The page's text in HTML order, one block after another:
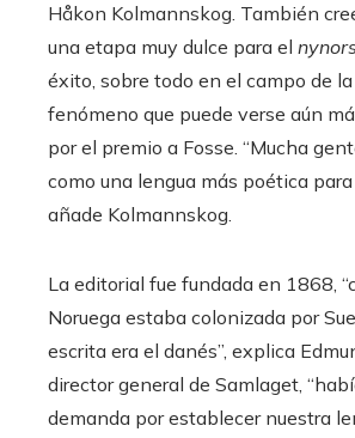
Håkon Kolmannskog. También
una etapa muy dulce para el
éxito, sobre todo en el campo de
fenómeno que puede verse aún
por el premio a Fosse. “Mucha
como una lengua más poética para
añade Kolmannskog.
La editorial fue fundada en 1868,
Noruega estaba colonizada por
escrita era el danés”, explica
director general de Samlaget,
demanda por establecer nuestra